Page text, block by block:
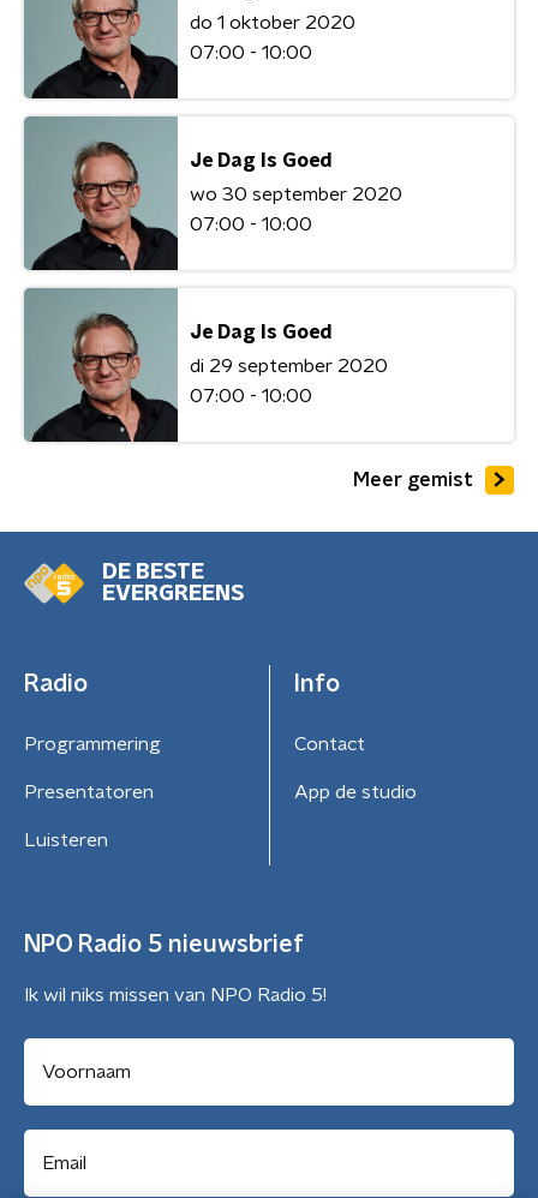
do 1 oktober 2020
07:00 - 10:00
Je Dag Is Goed
wo 30 september 2020
07:00 - 10:00
Je Dag Is Goed
di 29 september 2020
07:00 - 10:00
Meer gemist
DE BESTE
EVERGREENS
Radio
Programmering
Presentatoren
Luisteren
Info
Contact
App de studio
NPO Radio 5 nieuwsbrief
Ik wil niks missen van NPO Radio 5!